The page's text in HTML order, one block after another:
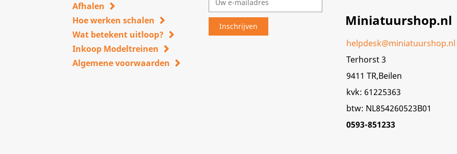
Afhalen
Hoe werken schalen
Wat betekent uitloop?
Inkoop Modeltreinen
Algemene voorwaarden
Miniatuurshop.nl
helpdesk@miniatuurshop.nl
Terhorst 3
9411 TR,Beilen
kvk: 61225363
btw: NL854260523B01
0593-851233